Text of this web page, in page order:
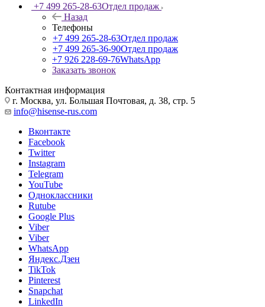
+7 499 265-28-63Отдел продаж
Назад
Телефоны
+7 499 265-28-63Отдел продаж
+7 499 265-36-90Отдел продаж
+7 926 228-69-76WhatsApp
Заказать звонок
Контактная информация
г. Москва, ул. Большая Почтовая, д. 38, стр. 5
info@hisense-rus.com
Вконтакте
Facebook
Twitter
Instagram
Telegram
YouTube
Одноклассники
Rutube
Google Plus
Viber
Viber
WhatsApp
Яндекс.Дзен
TikTok
Pinterest
Snapchat
LinkedIn